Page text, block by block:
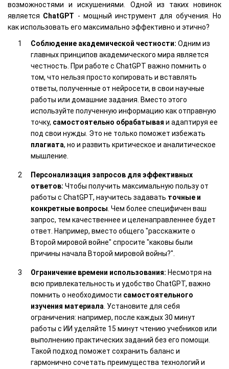
возможностями и искушениями. Одной из таких новинок
является ChatGPT - мощный инструмент для обучения. Но
как использовать его максимально эффективно и этично?
Соблюдение академической честности: Одним из
главных принципов академического мира является
честность. При работе с ChatGPT важно помнить о
том, что нельзя просто копировать и вставлять
ответы, полученные от нейросети, в свои научные
работы или домашние задания. Вместо этого
используйте полученную информацию как отправную
точку, самостоятельно обрабатывая и адаптируя ее
под свои нужды. Это не только поможет избежать
плагиата, но и развить критическое и аналитическое
мышление.
Персонализация запросов для эффективных
ответов: Чтобы получить максимальную пользу от
работы с ChatGPT, научитесь задавать точные и
конкретные вопросы . Чем более специфичен ваш
запрос, тем качественнее и целенаправленнее будет
ответ. Например, вместо общего "расскажите о
Второй мировой войне" спросите "каковы были
причины начала Второй мировой войны?".
Ограничение времени использования: Несмотря на
всю привлекательность и удобство ChatGPT, важно
помнить о необходимости самостоятельного
изучения материала . Установите для себя
ограничения: например, после каждых 30 минут
работы с ИИ уделяйте 15 минут чтению учебников или
выполнению практических заданий без его помощи.
Такой подход поможет сохранить баланс и
гармонично сочетать преимущества технологий и